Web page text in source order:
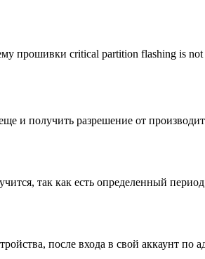
прошивки critical partition flashing is
и получить разрешение от
так как есть определенный
после входа в свой аккаунт